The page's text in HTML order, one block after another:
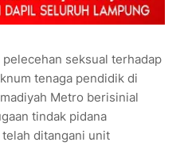
seksual terhadap
tenaga pendidik di
Metro berisinial
tindak pidana
ditangani unit